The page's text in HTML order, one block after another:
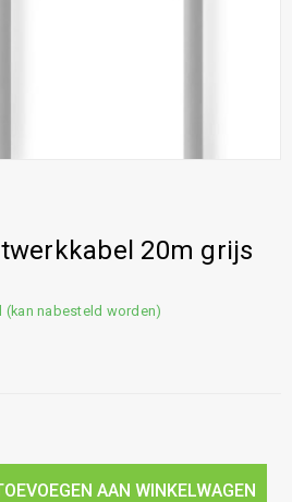
20m grijs
(kan nabesteld worden)
AAN WINKELWAGEN